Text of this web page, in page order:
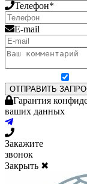
Телефон*
E-mail
ОТПРАВИТЬ
Гарантия
ваших данных
Закажите
звонок
Закрыть ✖